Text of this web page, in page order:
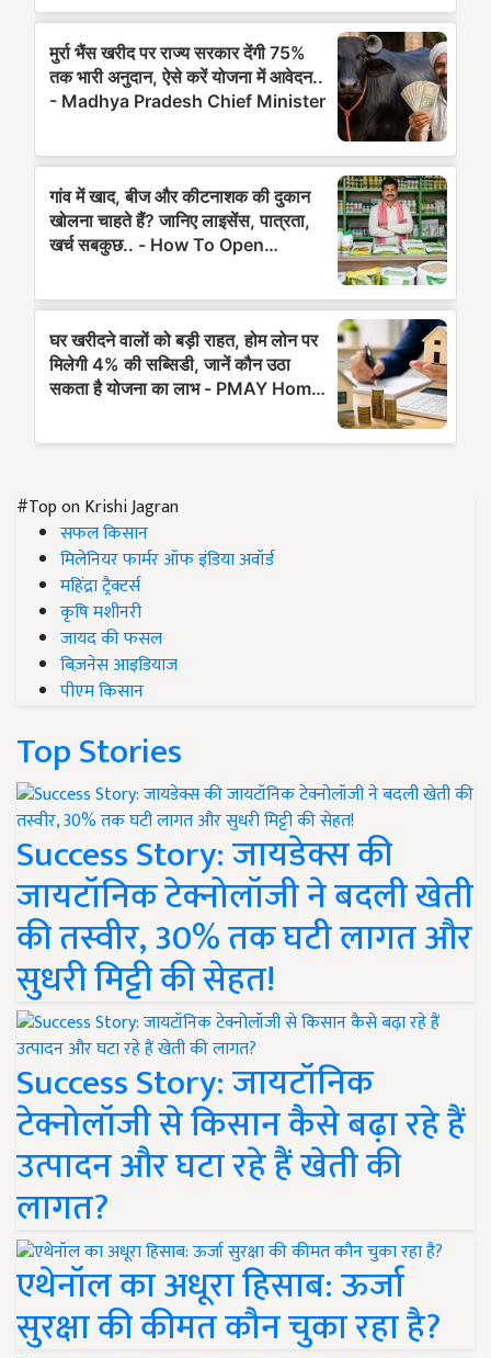
#Top on Krishi Jagran
सफल किसान
मिलेनियर फार्मर ऑफ इंडिया अवॉर्ड
महिंद्रा ट्रैक्टर्स
कृषि मशीनरी
जायद की फसल
बिज़नेस आइडियाज
पीएम किसान
Top Stories
Success Story: जायडेक्स की
जायटॉनिक टेक्नोलॉजी ने बदली खेती
की तस्वीर, 30% तक घटी लागत और
सुधरी मिट्टी की सेहत!
Success Story: जायटॉनिक
टेक्नोलॉजी से किसान कैसे बढ़ा रहे हैं
उत्पादन और घटा रहे हैं खेती की
लागत?
एथेनॉल का अधूरा हिसाब: ऊर्जा
सुरक्षा की कीमत कौन चुका रहा है?